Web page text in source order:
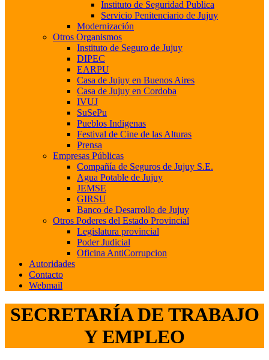
Instituto de Seguridad Publica
Servicio Penitenciario de Jujuy
Modernización
Otros Organismos
Instituto de Seguro de Jujuy
DIPEC
EARPU
Casa de Jujuy en Buenos Aires
Casa de Jujuy en Cordoba
IVUJ
SuSePu
Pueblos Indigenas
Festival de Cine de las Alturas
Prensa
Empresas Públicas
Compañía de Seguros de Jujuy S.E.
Agua Potable de Jujuy
JEMSE
GIRSU
Banco de Desarrollo de Jujuy
Otros Poderes del Estado Provincial
Legislatura provincial
Poder Judicial
Oficina AntiCorrupcion
Autoridades
Contacto
Webmail
SECRETARÍA DE TRABAJO
Y EMPLEO